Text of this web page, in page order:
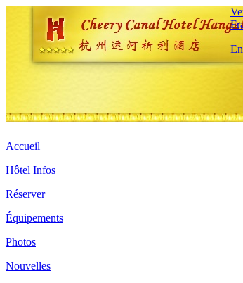
Accueil
Hôtel Infos
Réserver
Équipements
Photos
Nouvelles